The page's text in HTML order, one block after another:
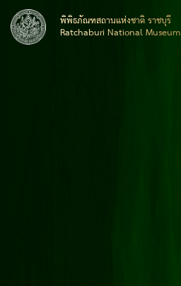
พิพิธภัณฑสถานแห่งชาติ ราชบุรี
Ratchaburi National Museum